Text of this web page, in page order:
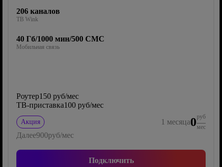
206 каналов
ТВ Wink
40 Гб/1000 мин/500 СМС
Мобильная связь
Роутер150 руб/мес
ТВ-приставка100 руб/мес
Акция 1 месяца0руб
мес
Далее900руб/мес
Подключить